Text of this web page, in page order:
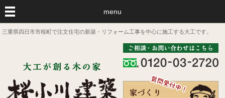
menu
三重県四日市市桜町で注文住宅の新築・リフォーム工事を中心に施工する大工です。